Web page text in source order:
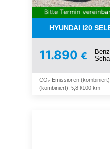
HYUNDAI I20
11.890 €
CO₂-Emissionen
(kombiniert): 5,8 l/100 km